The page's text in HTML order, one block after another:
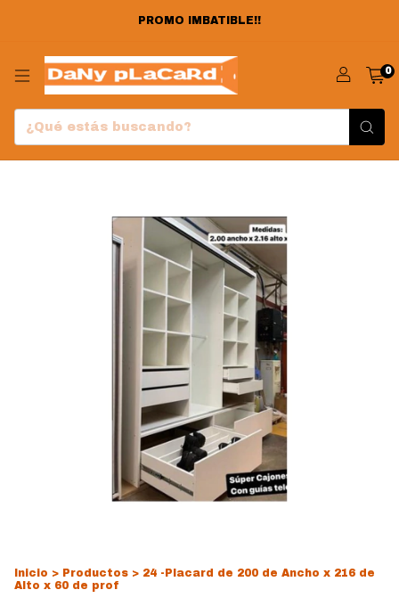
PROMO IMBATIBLE!!
0
Inicio > Productos > 24 -Placard de 200 de Ancho x 216 de
Alto x 60 de prof